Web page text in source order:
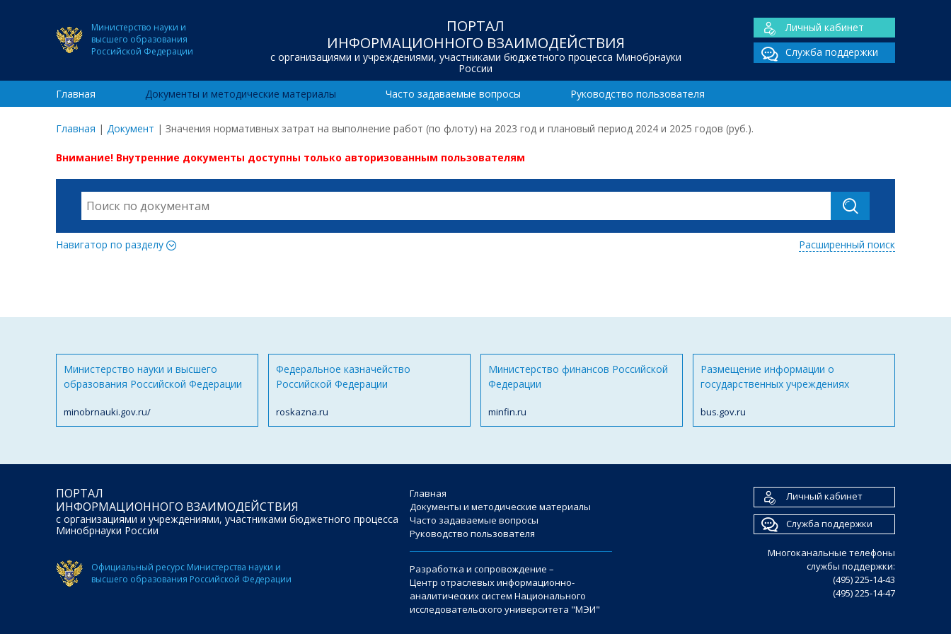
Министерство науки и
высшего образования
Российской Федерации
ПОРТАЛ
ИНФОРМАЦИОННОГО ВЗАИМОДЕЙСТВИЯ
с организациями и учреждениями, участниками бюджетного процесса Минобрнауки
России
Личный кабинет
Служба поддержки
Главная Документы и методические материалы Часто задаваемые вопросы Руководство пользователя
Главная | Документ | Значения нормативных затрат на выполнение работ (по флоту) на 2023 год и плановый период 2024 и 2025 годов (руб.).
Внимание! Внутренние документы доступны только авторизованным пользователям
Навигатор по разделу Расширенный поиск
Министерство науки и высшего
образования Российской Федерации
minobrnauki.gov.ru/
Федеральное казначейство
Российской Федерации
roskazna.ru
Министерство финансов Российской
Федерации
minfin.ru
Размещение информации о
государственных учреждениях
bus.gov.ru
ПОРТАЛ
ИНФОРМАЦИОННОГО ВЗАИМОДЕЙСТВИЯ
с организациями и учреждениями, участниками бюджетного процесса
Минобрнауки России
Официальный ресурс Министерства науки и
высшего образования Российской Федерации
Главная
Документы и методические материалы
Часто задаваемые вопросы
Руководство пользователя
Разработка и сопровождение –
Центр отраслевых информационно-
аналитических систем Национального
исследовательского университета "МЭИ"
Личный кабинет
Служба поддержки
Многоканальные телефоны
службы поддержки:
(495) 225-14-43
(495) 225-14-47